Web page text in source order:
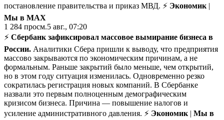
постановление правительства и приказ МВД. ⚡ Экономик |
Мы в MAX
1 284 просм.5 авг., 07:20
⚡️ Сбербанк зафиксировал массовое вымирание бизнеса в
России. Аналитики Сбера пришли к выводу, что предприятия
массово закрываются по экономическим причинам, а не
формальным. Раньше закрытий было меньше, чем открытий,
но в этом году ситуация изменилась. Одновременно резко
сократилась регистрация новых компаний. В Сбербанке
назвали это первым полноценным демографическим
кризисом бизнеса. Причина — повышение налогов и
усиление административного давления. ⚡ Экономик | Мы в